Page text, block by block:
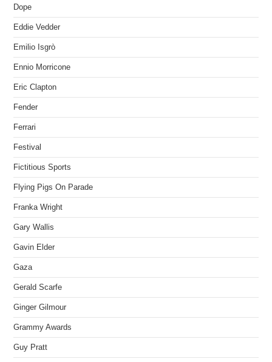
Dope
Eddie Vedder
Emilio Isgrò
Ennio Morricone
Eric Clapton
Fender
Ferrari
Festival
Fictitious Sports
Flying Pigs On Parade
Franka Wright
Gary Wallis
Gavin Elder
Gaza
Gerald Scarfe
Ginger Gilmour
Grammy Awards
Guy Pratt